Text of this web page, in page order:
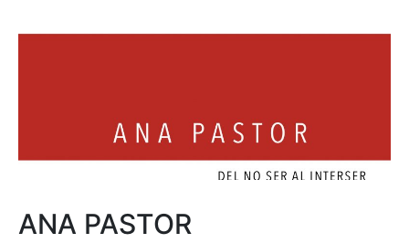
ANA PASTOR